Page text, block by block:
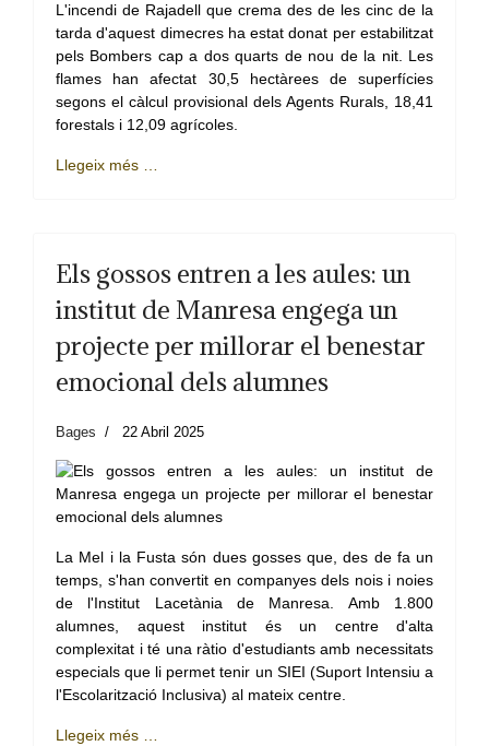
L'incendi de Rajadell que crema des de les cinc de la
tarda d'aquest dimecres ha estat donat per estabilitzat
pels Bombers cap a dos quarts de nou de la nit. Les
flames han afectat 30,5 hectàrees de superfícies
segons el càlcul provisional dels Agents Rurals, 18,41
forestals i 12,09 agrícoles.
Llegeix més …
Els gossos entren a les aules: un
institut de Manresa engega un
projecte per millorar el benestar
emocional dels alumnes
Bages 22 Abril 2025
La Mel i la Fusta són dues gosses que, des de fa un
temps, s'han convertit en companyes dels nois i noies
de l'Institut Lacetània de Manresa. Amb 1.800
alumnes, aquest institut és un centre d'alta
complexitat i té una ràtio d'estudiants amb necessitats
especials que li permet tenir un SIEI (Suport Intensiu a
l'Escolarització Inclusiva) al mateix centre.
Llegeix més …